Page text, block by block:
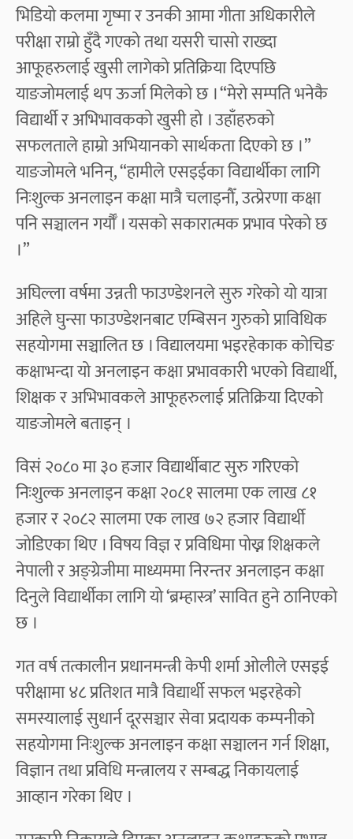
भिडियो कलमा गृष्मा र उनकी आमा गीता अधिकारीले
परीक्षा राम्रो हुँदै गएको तथा यसरी चासो राख्दा
आफूहरुलाई खुसी लागेको प्रतिक्रिया दिएपछि
याङजोमलाई थप ऊर्जा मिलेको छ । “मेरो सम्पति भनेकै
विद्यार्थी र अभिभावकको खुसी हो । उहाँहरुको
सफलताले हाम्रो अभियानको सार्थकता दिएको छ ।”
याङजोमले भनिन्, “हामीले एसइईका विद्यार्थीका लागि
निःशुल्क अनलाइन कक्षा मात्रै चलाइनौँ, उत्प्रेरणा कक्षा
पनि सञ्चालन गर्यौँ । यसको सकारात्मक प्रभाव परेको छ
।”
अघिल्ला वर्षमा उन्नती फाउण्डेशनले सुरु गरेको यो यात्रा
अहिले घुन्सा फाउण्डेशनबाट एम्बिसन गुरुको प्राविधिक
सहयोगमा सञ्चालित छ । विद्यालयमा भइरहेकाक कोचिङ
कक्षाभन्दा यो अनलाइन कक्षा प्रभावकारी भएको विद्यार्थी,
शिक्षक र अभिभावकले आफूहरुलाई प्रतिक्रिया दिएको
याङजोमले बताइन् ।
विसं २०८० मा ३० हजार विद्यार्थीबाट सुरु गरिएको
निःशुल्क अनलाइन कक्षा २०८१ सालमा एक लाख ८१
हजार र २०८२ सालमा एक लाख ७२ हजार विद्यार्थी
जोडिएका थिए । विषय विज्ञ र प्रविधिमा पोख्न शिक्षकले
नेपाली र अङ्ग्रेजीमा माध्यममा निरन्तर अनलाइन कक्षा
दिनुले विद्यार्थीका लागि यो ‘ब्रम्हास्त्र’ सावित हुने ठानिएको
छ ।
गत वर्ष तत्कालीन प्रधानमन्त्री केपी शर्मा ओलीले एसइई
परीक्षामा ४८ प्रतिशत मात्रै विद्यार्थी सफल भइरहेको
समस्यालाई सुधार्न दूरसञ्चार सेवा प्रदायक कम्पनीको
सहयोगमा निःशुल्क अनलाइन कक्षा सञ्चालन गर्न शिक्षा,
विज्ञान तथा प्रविधि मन्त्रालय र सम्बद्ध निकायलाई
आव्हान गरेका थिए ।